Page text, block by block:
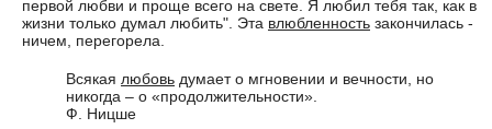
первой любви и проще всего на свете. Я любил тебя так, как в
жизни только думал любить". Эта влюбленность закончилась -
ничем, перегорела.
Всякая любовь думает о мгновении и вечности, но
никогда – о «продолжительности».
Ф. Ницше